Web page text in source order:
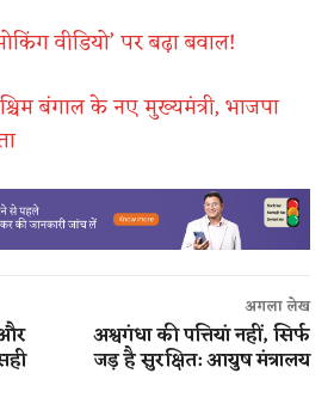
वीडियो’ पर बढ़ा बवाल!
बंगाल के नए मुख्यमंत्री, भाजपा
अगला लेख
अश्वगंधा की पत्तियां नहीं, सिर्फ
जड़ है सुरक्षित: आयुष मंत्रालय